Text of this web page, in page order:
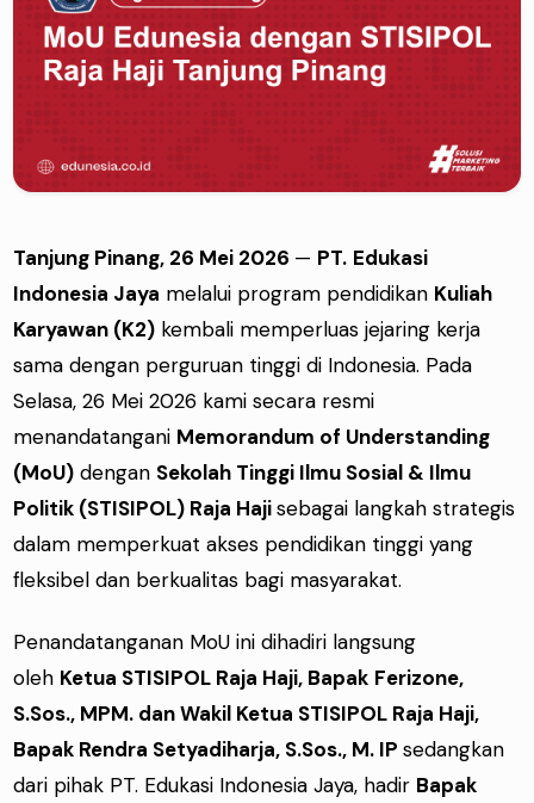
Tanjung Pinang, 26 Mei 2026 — PT. Edukasi
Indonesia Jaya melalui program pendidikan Kuliah
Karyawan (K2) kembali memperluas jejaring kerja
sama dengan perguruan tinggi di Indonesia. Pada
Selasa, 26 Mei 2026 kami secara resmi
menandatangani Memorandum of Understanding
(MoU) dengan Sekolah Tinggi Ilmu Sosial & Ilmu
Politik (STISIPOL) Raja Hajisebagai langkah strategis
dalam memperkuat akses pendidikan tinggi yang
fleksibel dan berkualitas bagi masyarakat.
Penandatanganan MoU ini dihadiri langsung
oleh Ketua STISIPOL Raja Haji, Bapak Ferizone,
S.Sos., MPM. dan Wakil Ketua STISIPOL Raja Haji,
Bapak Rendra Setyadiharja, S.Sos., M. IPsedangkan
dari pihak PT. Edukasi Indonesia Jaya, hadir Bapak